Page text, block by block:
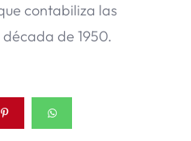
contabiliza las
de 1950.